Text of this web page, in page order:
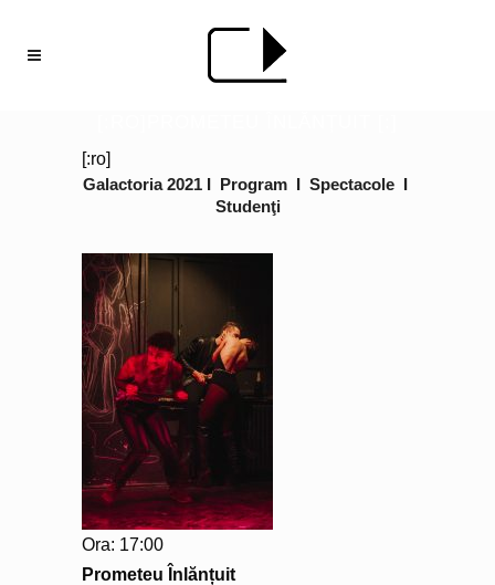
[:ro]
Galactoria 2021 I Program I Spectacole I
Studenţi
Ora: 17:00
Prometeu Înlănțuit